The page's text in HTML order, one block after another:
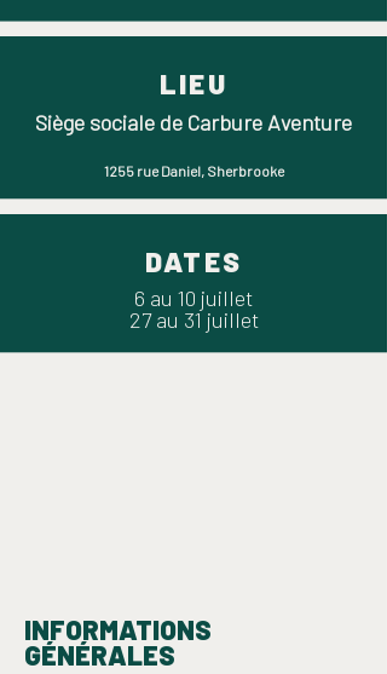
LIEU
Siège sociale de Carbure Aventure
1255 rue Daniel, Sherbrooke
DATES
6 au 10 juillet
27 au 31 juillet
INFORMATIONS
GÉNÉRALES